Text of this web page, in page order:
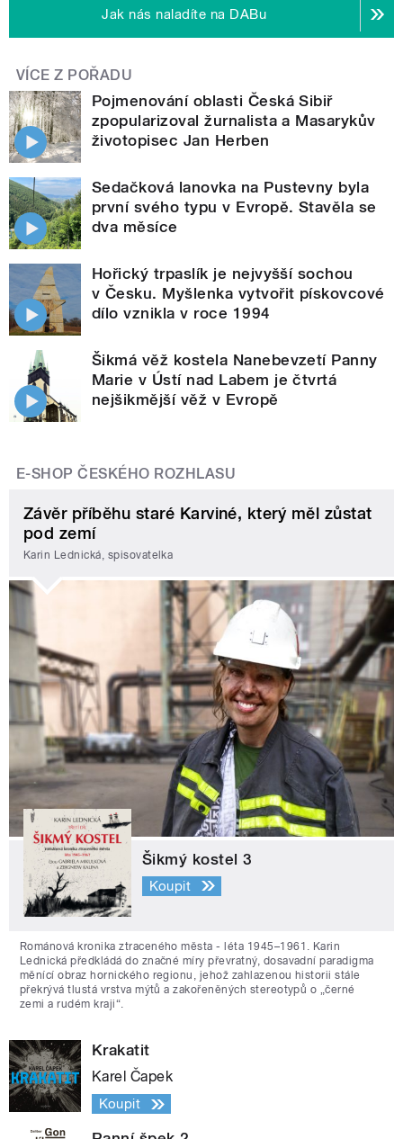
Jak nás naladíte na DABu
VÍCE Z POŘADU
Pojmenování oblasti Česká Sibiř
zpopularizoval žurnalista a Masarykův
životopisec Jan Herben
Sedačková lanovka na Pustevny byla
první svého typu v Evropě. Stavěla se
dva měsíce
Hořický trpaslík je nejvyšší sochou
v Česku. Myšlenka vytvořit pískovcové
dílo vznikla v roce 1994
Šikmá věž kostela Nanebevzetí Panny
Marie v Ústí nad Labem je čtvrtá
nejšikmější věž v Evropě
E-SHOP ČESKÉHO ROZHLASU
Závěr příběhu staré Karviné, který měl zůstat
pod zemí
Karin Lednická, spisovatelka
Šikmý kostel 3
Koupit
Románová kronika ztraceného města - léta 1945–1961. Karin
Lednická předkládá do značné míry převratný, dosavadní paradigma
měnící obraz hornického regionu, jehož zahlazenou historii stále
překrývá tlustá vrstva mýtů a zakořeněných stereotypů o „černé
zemi a rudém kraji“.
Krakatit
Karel Čapek
Koupit